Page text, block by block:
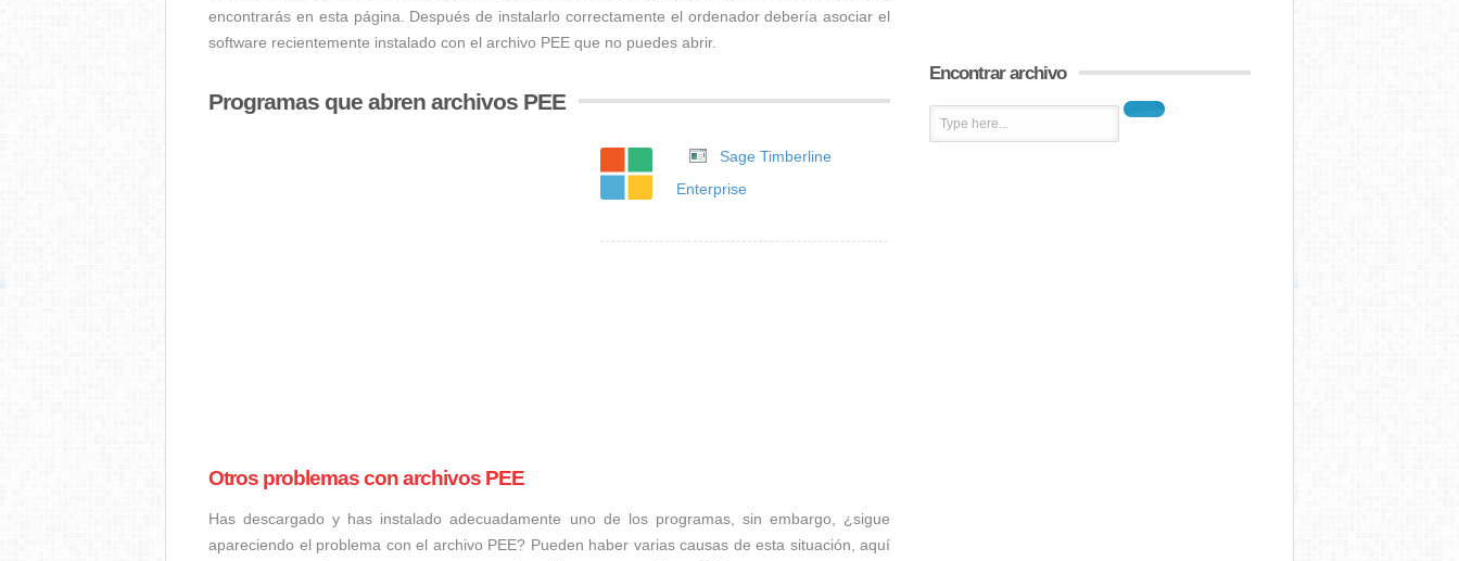
encontrarás en esta página. Después de instalarlo correctamente el ordenador debería asociar el
software recientemente instalado con el archivo PEE que no puedes abrir.
Programas que abren archivos PEE
Sage Timberline
Enterprise
Otros problemas con archivos PEE
Has descargado y has instalado adecuadamente uno de los programas, sin embargo, ¿sigue
apareciendo el problema con el archivo PEE? Pueden haber varias causas de esta situación, aquí
Encontrar archivo